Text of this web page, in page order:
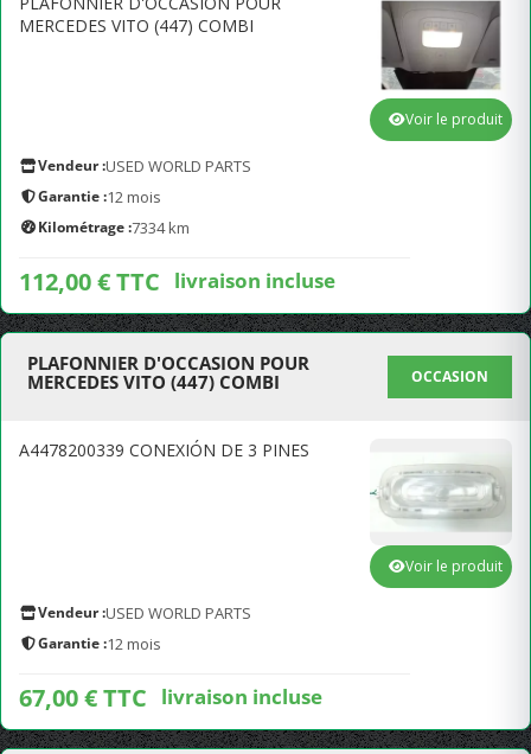
MERCEDES VITO (447) COMBI
Vendeur :USED WORLD PARTS
Garantie :12 mois
Kilométrage :7334 km
112,00 € TTC livraison incluse
Voir le produit
PLAFONNIER D'OCCASION POUR
MERCEDES VITO (447) COMBI
OCCASION
A4478200339 CONEXIÓN DE 3 PINES
Vendeur :USED WORLD PARTS
Garantie :12 mois
67,00 € TTC livraison incluse
Voir le produit